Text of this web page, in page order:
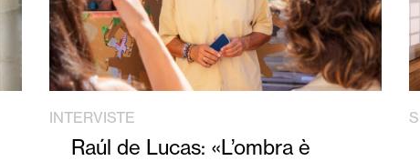
INTERVISTE
Raúl de Lucas: «L’ombra è